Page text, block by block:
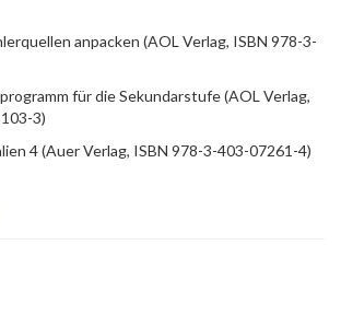
anpacken (AOL Verlag, ISBN 978-3-
für die Sekundarstufe (AOL Verlag,
3)
4 (Auer Verlag, ISBN 978-3-403-07261-4)